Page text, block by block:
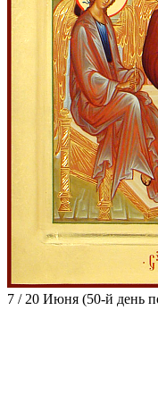
7 / 20 Июня (50-й день